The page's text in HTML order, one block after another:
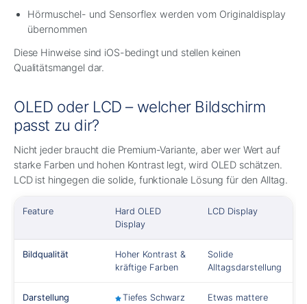
Hörmuschel- und Sensorflex werden vom Originaldisplay
übernommen
Diese Hinweise sind iOS-bedingt und stellen keinen
Qualitätsmangel dar.
OLED oder LCD – welcher Bildschirm
passt zu dir?
Nicht jeder braucht die Premium-Variante, aber wer Wert auf
starke Farben und hohen Kontrast legt, wird OLED schätzen.
LCD ist hingegen die solide, funktionale Lösung für den Alltag.
Feature
Hard OLED
Display
LCD Display
Bildqualität
Hoher Kontrast &
kräftige Farben
Solide
Alltagsdarstellung
Darstellung
Tiefes Schwarz
Etwas mattere